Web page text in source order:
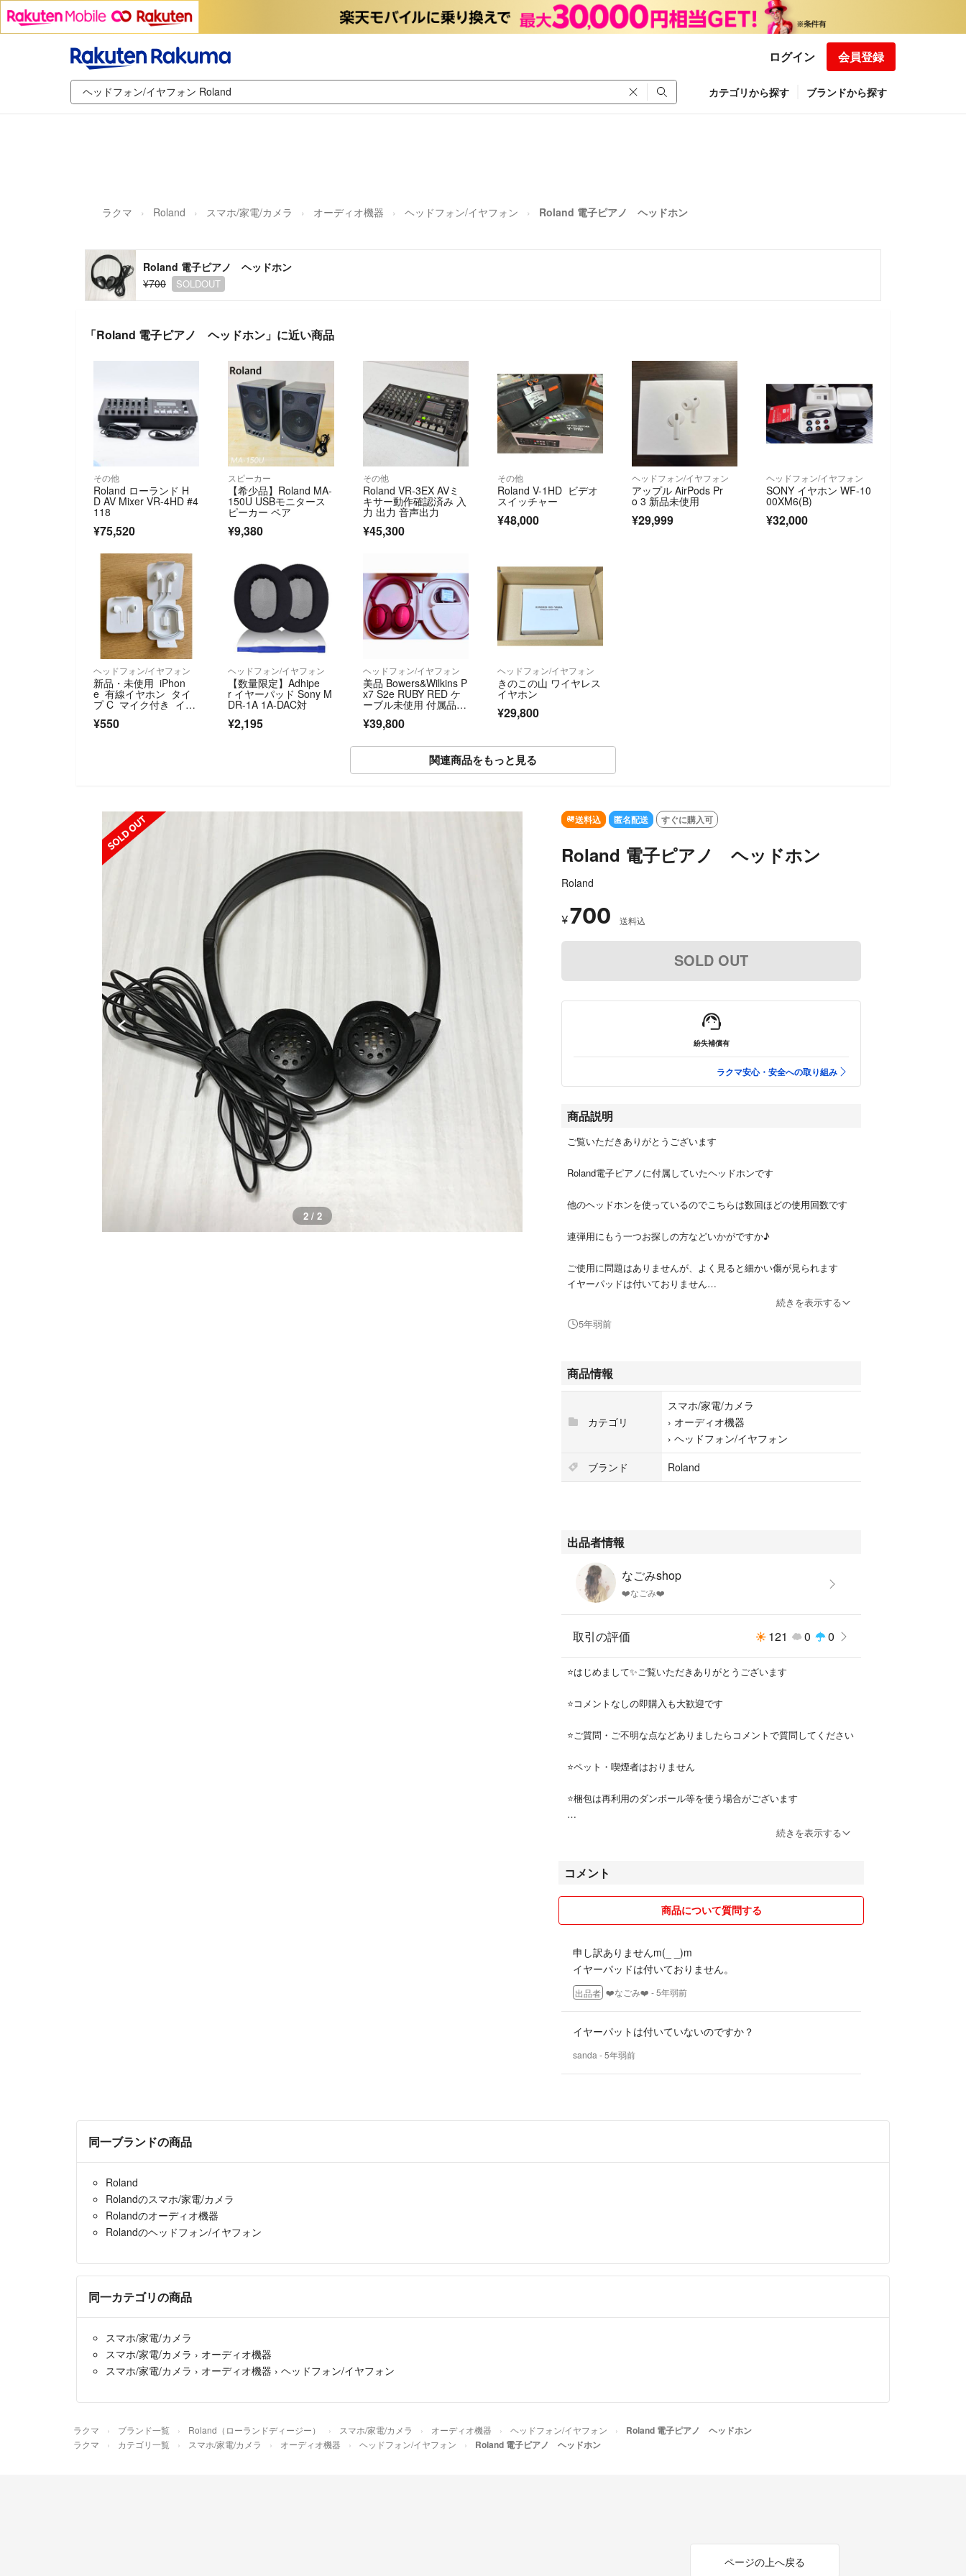
ログイン 会員登録
カテゴリから探す ブランドから探す
ラクマ Roland スマホ/家電/カメラ オーディオ機器 ヘッドフォン/イヤフォン Roland 電子ピアノ ヘッドホン
Roland 電子ピアノ ヘッドホン
¥700
SOLDOUT
「Roland 電子ピアノ ヘッドホン」に近い商品
その他
Roland ローランド H
D AV Mixer VR-4HD #4
118
¥75,520
スピーカー
【希少品】Roland MA-
150U USBモニタース
ピーカー ペア
¥9,380
その他
Roland VR-3EX AVミ
キサー動作確認済み 入
力 出力 音声出力
¥45,300
その他
Roland V-1HD ビデオ
スイッチャー
¥48,000
ヘッドフォン/イヤフォン
アップル AirPods Pr
o 3 新品未使用
¥29,999
ヘッドフォン/イヤフォン
SONY イヤホン WF-10
00XM6(B)
¥32,000
ヘッドフォン/イヤフォン
新品・未使用 iPhon
e 有線イヤホン タイ
プ C マイク付き イヤ
調節 iPhone Android。
¥550
ヘッドフォン/イヤフォン
【数量限定】Adhipe
r イヤーパッド Sony M
DR-1A 1A-DAC対
¥2,195
ヘッドフォン/イヤフォン
美品 Bowers&Wilkins P
x7 S2e RUBY RED ケ
ーブル未使用 付属品完
¥39,800
ヘッドフォン/イヤフォン
きのこの山 ワイヤレス
イヤホン
¥29,800
関連商品をもっと見る
SOLD OUT SOLD OUT
1 / 2
送料込 匿名配送 すぐに購入可
Roland 電子ピアノ ヘッドホン
Roland
¥700 送料込
SOLD OUT
紛失補償有
ラクマ安心・安全への取り組み
商品説明
ご覧いただきありがとうございます
Roland電子ピアノに付属していたヘッドホンです
他のヘッドホンを使っているのでこちらは数回ほどの使用回数です
連弾用にもう一つお探しの方などいかがですか♪
ご使用に問題はありませんが、よく見ると細かい傷が見られます
イヤーパッドは付いておりません
よろしくお願いします
続きを表示する
5年弱前
商品情報
カテゴリ
スマホ/家電/カメラ
› オーディオ機器
› ヘッドフォン/イヤフォン
ブランド
Roland
出品者情報
なごみshop
❤️なごみ❤️
取引の評価 121 0 0
⭐️はじめまして✨ご覧いただきありがとうございます
⭐️コメントなしの即購入も大歓迎です
⭐️ご質問・ご不明な点などありましたらコメントで質問してください
⭐️ペット・喫煙者はおりません
⭐️梱包は再利用のダンボール等を使う場合がございます
願い致します
⭐️不良品の場合は必ず【評価前】にご連絡お願いします
⭐️体調不良や旅行等で24時間以内の発送が出来ないこともございま
す。お急ぎの方は購入前にご確認ください
よろしくお願い致します
続きを表示する
コメント
商品について質問する
申し訳ありませんm(_ _)m
イヤーパッドは付いておりません。
出品者 ❤️なごみ❤️ - 5年弱前
イヤーパットは付いていないのですか？
sanda - 5年弱前
同一ブランドの商品
Roland
Rolandのスマホ/家電/カメラ
Rolandのオーディオ機器
Rolandのヘッドフォン/イヤフォン
同一カテゴリの商品
スマホ/家電/カメラ
スマホ/家電/カメラ › オーディオ機器
スマホ/家電/カメラ › オーディオ機器 › ヘッドフォン/イヤフォン
ラクマ ブランド一覧 Roland（ローランドディージー） スマホ/家電/カメラ オーディオ機器 ヘッドフォン/イヤフォン Roland 電子ピアノ ヘッドホン
ラクマ カテゴリ一覧 スマホ/家電/カメラ オーディオ機器 ヘッドフォン/イヤフォン Roland 電子ピアノ ヘッドホン
ページの上へ戻る